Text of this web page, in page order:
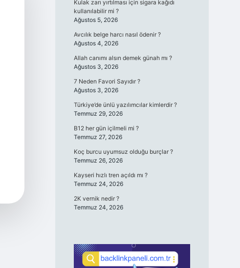
Kulak zarı yırtılması için sigara kağıdı
kullanılabilir mi ?
Ağustos 5, 2026
Avcılık belge harcı nasıl ödenir ?
Ağustos 4, 2026
Allah canımı alsın demek günah mı ?
Ağustos 3, 2026
7 Neden Favori Sayıdır ?
Ağustos 3, 2026
Türkiye’de ünlü yazılımcılar kimlerdir ?
Temmuz 29, 2026
B12 her gün içilmeli mi ?
Temmuz 27, 2026
Koç burcu uyumsuz olduğu burçlar ?
Temmuz 26, 2026
Kayseri hızlı tren açıldı mı ?
Temmuz 24, 2026
2K vernik nedir ?
Temmuz 24, 2026